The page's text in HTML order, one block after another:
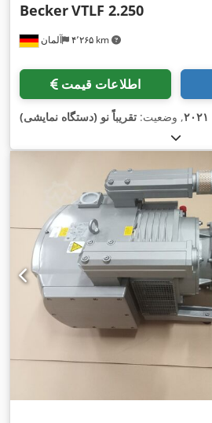
آلمان ۴٬۲۶۵ km
BeckerVTLF 2.250
اطلاعات قیمت
۲۰۲۱, وضعیت: تقریباً نو (دستگاه نمایشی)